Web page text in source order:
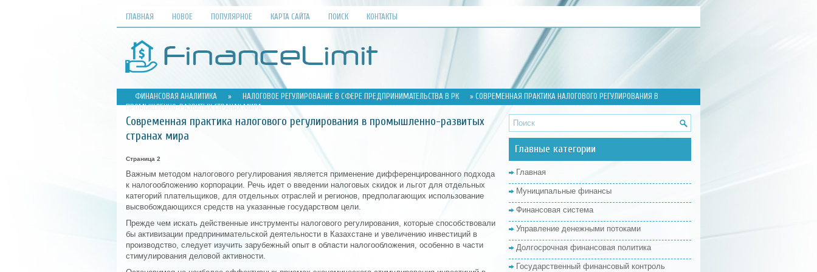
ГЛАВНАЯ НОВОЕ ПОПУЛЯРНОЕ КАРТА САЙТА ПОИСК КОНТАКТЫ
ФИНАНСОВАЯ АНАЛИТИКА » НАЛОГОВОЕ РЕГУЛИРОВАНИЕ В СФЕРЕ ПРЕДПРИНИМАТЕЛЬСТВА В РК
» СОВРЕМЕННАЯ ПРАКТИКА НАЛОГОВОГО РЕГУЛИРОВАНИЯ В
ПРОМЫШЛЕННО-РАЗВИТЫХ СТРАНАХ МИРА
Современная практика налогового регулирования в промышленно-развитых
странах мира
Страница 2
Важным методом налогового регулирования является применение дифференцированного подхода
к налогообложению корпорации. Речь идет о введении налоговых скидок и льгот для отдельных
категорий плательщиков, для отдельных отраслей и регионов, предполагающих использование
высвобождающихся средств на указанные государством цели.
Прежде чем искать действенные инструменты налогового регулирования, которые способствовали
бы активизации предпринимательской деятельности в Казахстане и увеличению инвестиций в
производство, следует изучить зарубежный опыт в области налогообложения, особенно в части
стимулирования деловой активности.
Главные категории
Главная
Муниципальные финансы
Финансовая система
Управление денежными потоками
Долгосрочная финансовая политика
Государственный финансовый контроль